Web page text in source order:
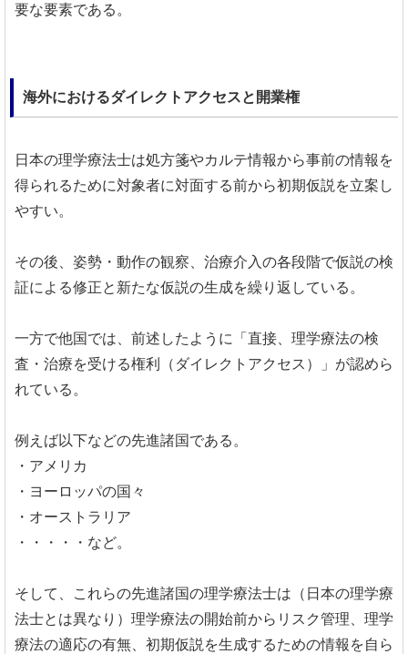
要な要素である。
海外におけるダイレクトアクセスと開業権
日本の理学療法士は処方箋やカルテ情報から事前の情報を
得られるために対象者に対面する前から初期仮説を立案し
やすい。
その後、姿勢・動作の観察、治療介入の各段階で仮説の検
証による修正と新たな仮説の生成を繰り返している。
一方で他国では、 前述したように「直接、理学療法の検
査・治療を受ける権利（ダイレクトアクセス）」が認めら
れている。
例えば以下などの先進諸国である。
・アメリカ
・ヨーロッパの国々
・オーストラリア
・・・・・など。
そして、これらの先進諸国の理学療法士は（日本の理学療
法士とは異なり）理学療法の開始前からリスク管理、理学
療法の適応の有無、初期仮説を生成するための情報を自ら